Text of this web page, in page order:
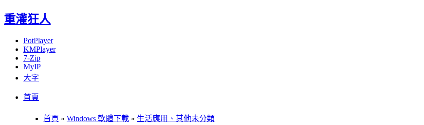
重灌狂人
PotPlayer
KMPlayer
7-Zip
MyIP
大字
首頁
首頁 » Windows 軟體下載 » 生活應用、其他未分類